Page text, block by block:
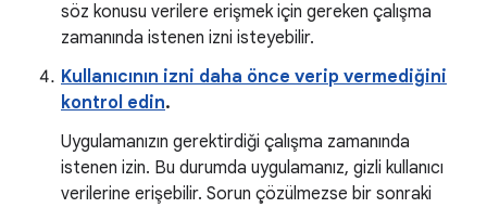
söz konusu verilere erişmek için gereken çalışma
zamanında istenen izni isteyebilir.
Kullanıcının izni daha önce verip vermediğini
kontrol edin.
Uygulamanızın gerektirdiği çalışma zamanında
istenen izin. Bu durumda uygulamanız, gizli kullanıcı
verilerine erişebilir. Sorun çözülmezse bir sonraki